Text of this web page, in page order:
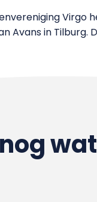
Virgo
in Tilburg.